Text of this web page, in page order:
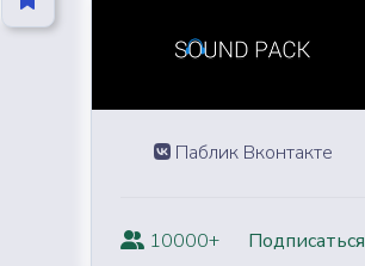
Паблик Вконтакте
10000+ Подписаться